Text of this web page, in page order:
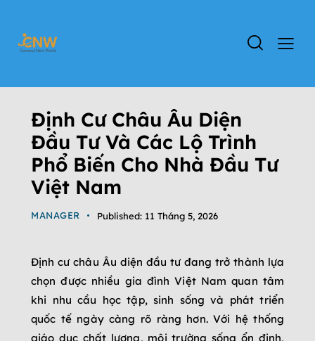
Định Cư Châu Âu Diện
Đầu Tư Và Các Lộ Trình
Phổ Biến Cho Nhà Đầu Tư
Việt Nam
MANAGER Published: 11 Tháng 5, 2026
Định cư châu Âu diện đầu tư đang trở thành lựa
chọn được nhiều gia đình Việt Nam quan tâm
khi nhu cầu học tập, sinh sống và phát triển
quốc tế ngày càng rõ ràng hơn. Với hệ thống
giáo dục chất lượng, môi trường sống ổn định,